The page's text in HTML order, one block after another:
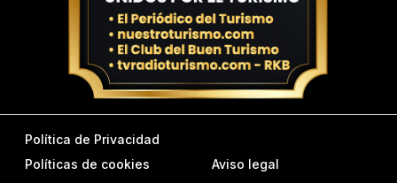
Política de Privacidad
Políticas de cookies
Aviso legal